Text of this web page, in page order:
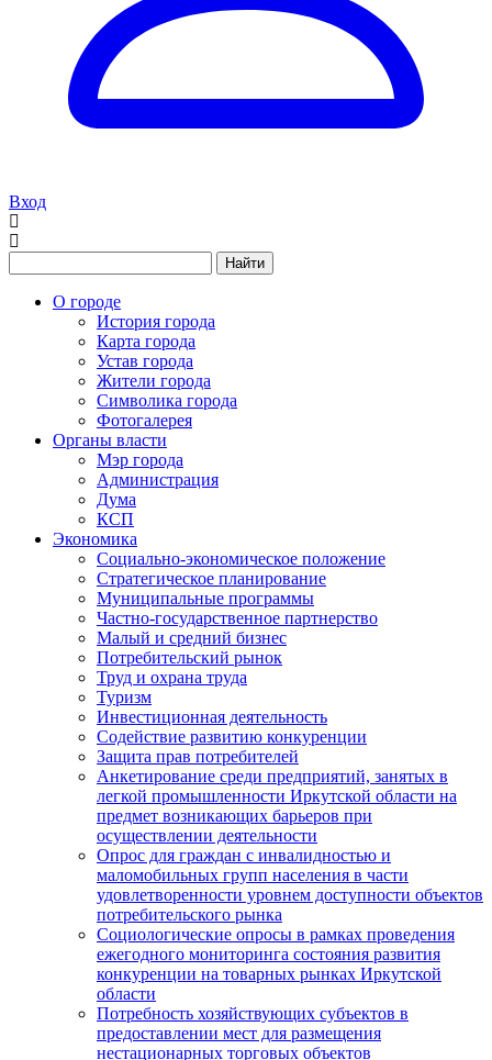
Вход
Найти
О городе
История города
Карта города
Устав города
Жители города
Символика города
Фотогалерея
Органы власти
Мэр города
Администрация
Дума
КСП
Экономика
Социально-экономическое положение
Стратегическое планирование
Муниципальные программы
Частно-государственное партнерство
Малый и средний бизнес
Потребительский рынок
Труд и охрана труда
Туризм
Инвестиционная деятельность
Содействие развитию конкуренции
Защита прав потребителей
Анкетирование среди предприятий, занятых в
легкой промышленности Иркутской области на
предмет возникающих барьеров при
осуществлении деятельности
Опрос для граждан с инвалидностью и
маломобильных групп населения в части
удовлетворенности уровнем доступности объектов
потребительского рынка
Социологические опросы в рамках проведения
ежегодного мониторинга состояния развития
конкуренции на товарных рынках Иркутской
области
Потребность хозяйствующих субъектов в
предоставлении мест для размещения
нестационарных торговых объектов